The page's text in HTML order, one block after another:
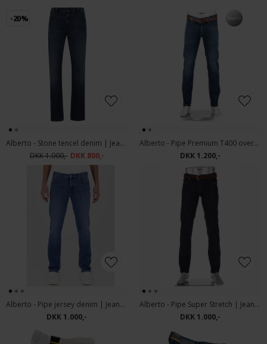
-20%
Alberto - Stone tencel denim | Jeans 1679 846 Blue
DKK 1.000,- DKK 800,-
Alberto - Pipe Premium T400 overdyed denim | Jeans 1861 848 Blue
DKK 1.200,-
Alberto - Pipe jersey denim | Jeans 1458 848 Blue
DKK 1.000,-
Alberto - Pipe Super Stretch | Jeans 1960 875 Dark Blue
DKK 1.000,-